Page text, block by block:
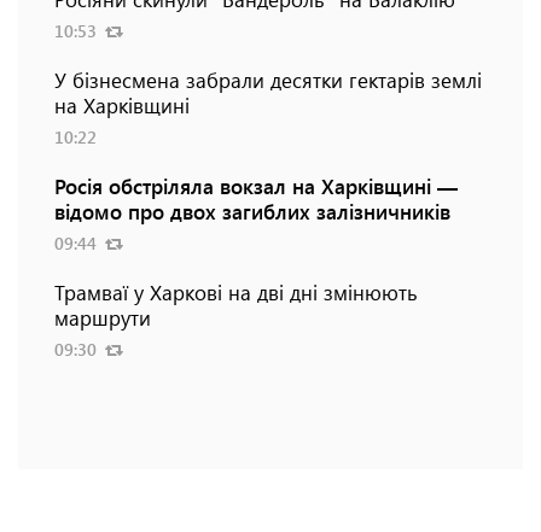
10:53
У бізнесмена забрали десятки гектарів землі
на Харківщині
10:22
Росія обстріляла вокзал на Харківщині —
відомо про двох загиблих залізничників
09:44
Трамваї у Харкові на дві дні змінюють
маршрути
09:30